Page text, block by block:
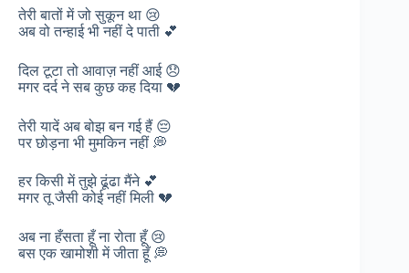
तेरी बातों में जो सुकून था 😢
अब वो तन्हाई भी नहीं दे पाती 💕
दिल टूटा तो आवाज़ नहीं आई 😞
मगर दर्द ने सब कुछ कह दिया 💔
तेरी यादें अब बोझ बन गई हैं 😔
पर छोड़ना भी मुमकिन नहीं 💭
हर किसी में तुझे ढूंढा मैंने 💕
मगर तू जैसी कोई नहीं मिली 💔
अब ना हँसता हूँ ना रोता हूँ 😢
बस एक खामोशी में जीता हूँ 💭